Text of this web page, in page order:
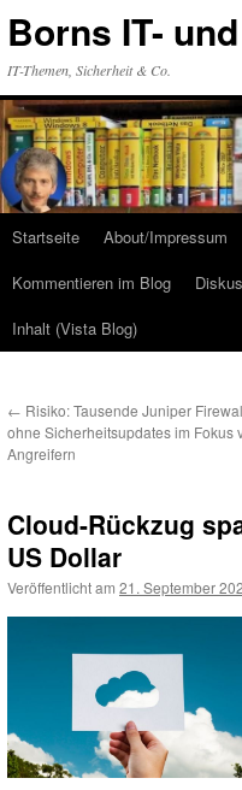
Inhalt
Borns IT-
IT-Themen, Sicherheit & Co.
Startseite About/Impressum
Kommentieren im Blog
Inhalt (Vista Blog)
← Risiko: Tausende Juniper
ohne Sicherheitsupdates im Fokus
Angreifern
Cloud-Rückzug
US Dollar
Veröffentlicht am 21. September